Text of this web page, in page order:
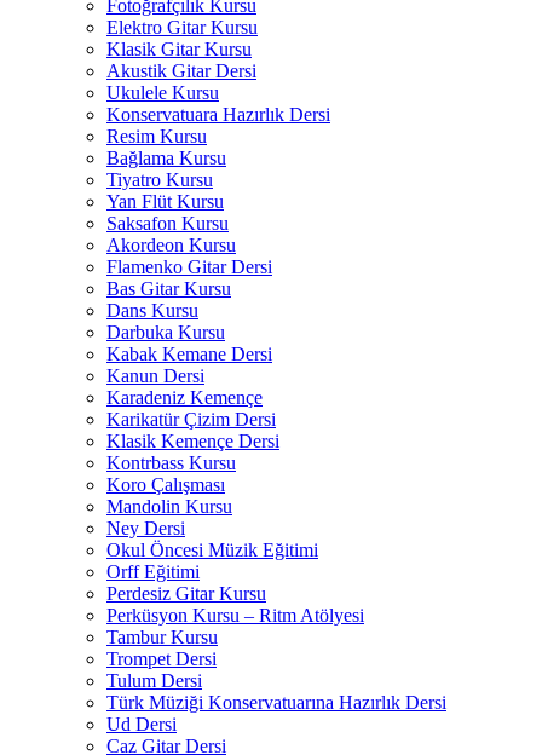
Fotoğrafçılık Kursu
Elektro Gitar Kursu
Klasik Gitar Kursu
Akustik Gitar Dersi
Ukulele Kursu
Konservatuara Hazırlık Dersi
Resim Kursu
Bağlama Kursu
Tiyatro Kursu
Yan Flüt Kursu
Saksafon Kursu
Akordeon Kursu
Flamenko Gitar Dersi
Bas Gitar Kursu
Dans Kursu
Darbuka Kursu
Kabak Kemane Dersi
Kanun Dersi
Karadeniz Kemençe
Karikatür Çizim Dersi
Klasik Kemençe Dersi
Kontrbass Kursu
Koro Çalışması
Mandolin Kursu
Ney Dersi
Okul Öncesi Müzik Eğitimi
Orff Eğitimi
Perdesiz Gitar Kursu
Perküsyon Kursu – Ritm Atölyesi
Tambur Kursu
Trompet Dersi
Tulum Dersi
Türk Müziği Konservatuarına Hazırlık Dersi
Ud Dersi
Caz Gitar Dersi